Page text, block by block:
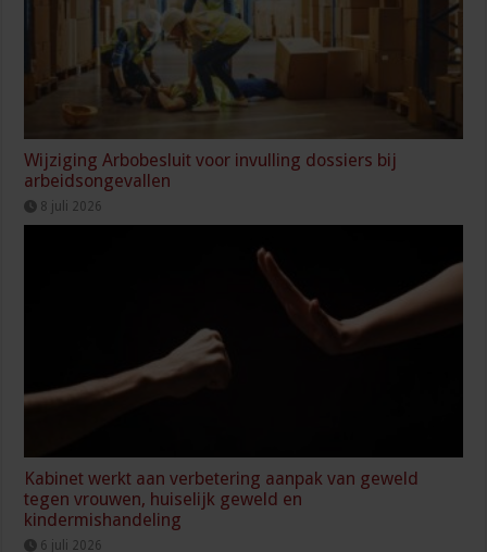
Wijziging Arbobesluit voor invulling dossiers bij
arbeidsongevallen
8 juli 2026
Kabinet werkt aan verbetering aanpak van geweld
tegen vrouwen, huiselijk geweld en
kindermishandeling
6 juli 2026